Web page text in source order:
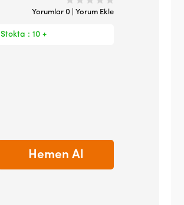
Yorumlar 0 | Yorum Ekle
Stokta : 10 +
Hemen Al